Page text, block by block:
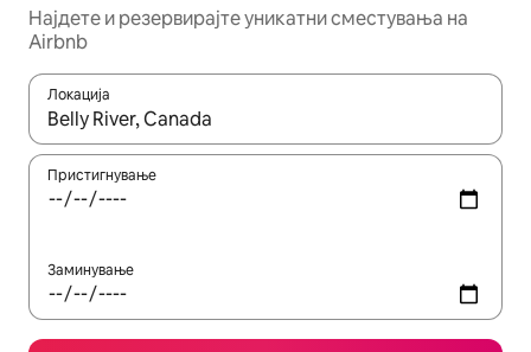
Најдете и резервирајте уникатни сместувања на
Airbnb
Локација
Кога резултатите се достапни, движете се со копчињата
Пристигнување
Заминување